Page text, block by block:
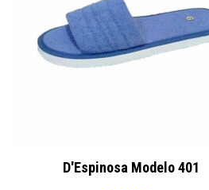
D'Espinosa Modelo 401